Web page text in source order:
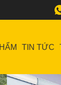
TIN TỨC